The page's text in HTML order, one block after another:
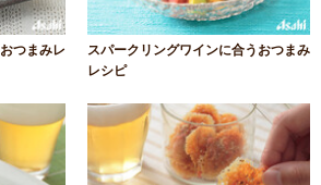
つまみレ
スパークリングワインに合うおつまみ
レシピ